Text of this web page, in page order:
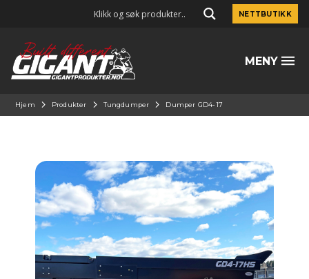
NETTBUTIKK
MENY
Hjem Produkter Tungdumper Dumper GD4-17